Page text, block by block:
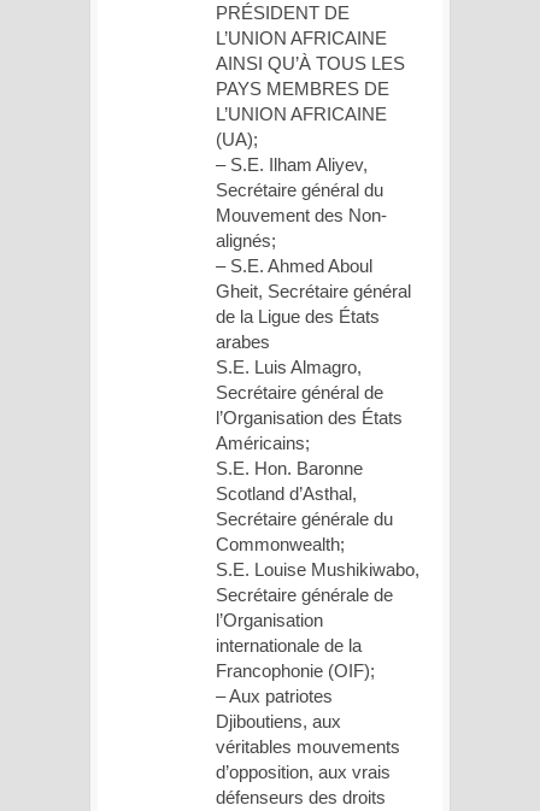
PRÉSIDENT DE
L’UNION AFRICAINE
AINSI QU’À TOUS LES
PAYS MEMBRES DE
L’UNION AFRICAINE
(UA);
– S.E. Ilham Aliyev,
Secrétaire général du
Mouvement des Non-
alignés;
– S.E. Ahmed Aboul
Gheit, Secrétaire général
de la Ligue des États
arabes
S.E. Luis Almagro,
Secrétaire général de
l’Organisation des États
Américains;
S.E. Hon. Baronne
Scotland d’Asthal,
Secrétaire générale du
Commonwealth;
S.E. Louise Mushikiwabo,
Secrétaire générale de
l’Organisation
internationale de la
Francophonie (OIF);
– Aux patriotes
Djiboutiens, aux
véritables mouvements
d’opposition, aux vrais
défenseurs des droits